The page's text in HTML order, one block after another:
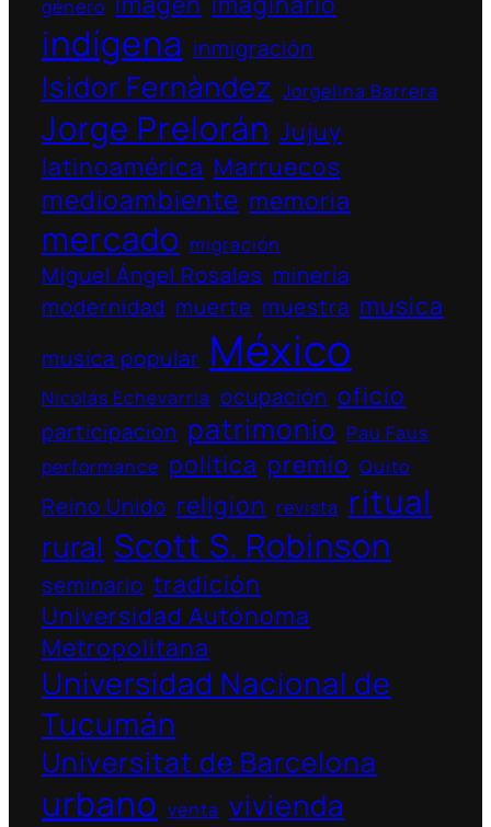
género
indígena inmigración
Isidor Fernàndez Jorgelina Barrera
Jorge Prelorán Jujuy
latinoamérica Marruecos
medioambiente memoria
mercado migración
Miguel Ángel Rosales minería
modernidad muerte muestra musica
musica popular México
Nicolás Echevarría ocupación oficio
participacion patrimonio Pau Faus
performance política premio Quito
Reino Unido religion revista ritual
rural Scott S. Robinson
seminario tradición
Universidad Autónoma
Metropolitana
Universidad Nacional de
Tucumán
Universitat de Barcelona
urbano venta vivienda